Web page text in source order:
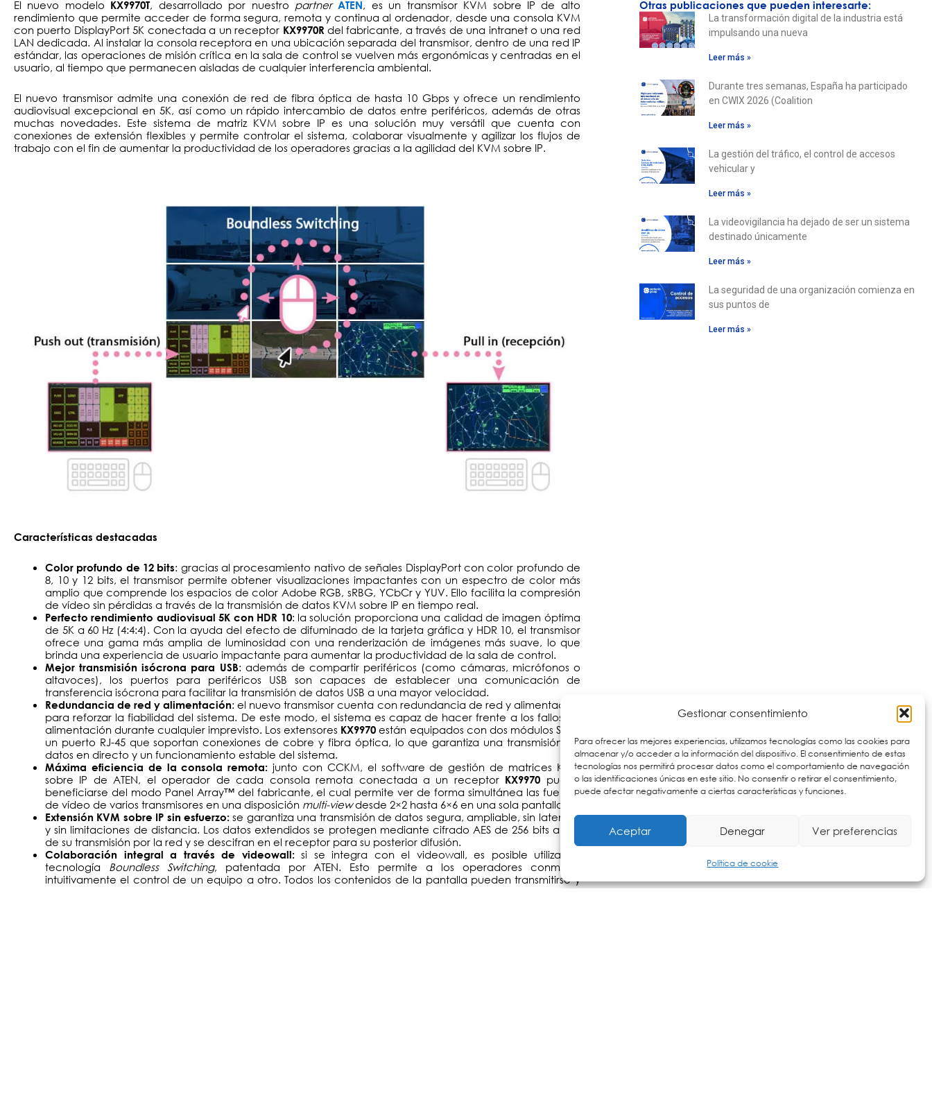
Gestionar consentimiento
Para ofrecer las mejores experiencias, utilizamos tecnologías como las cookies para
almacenar y/o acceder a la información del dispositivo. El consentimiento de estas
tecnologías nos permitirá procesar datos como el comportamiento de navegación
o las identificaciones únicas en este sitio. No consentir o retirar el consentimiento,
puede afectar negativamente a ciertas características y funciones.
Aceptar Denegar Ver preferencias
Política de cookie
El nuevo modelo KX9970T, desarrollado por nuestro partner ATEN, es un transmisor KVM sobre IP de alto
rendimiento que permite acceder de forma segura, remota y continua al ordenador, desde una consola KVM
con puerto DisplayPort 5K conectada a un receptor KX9970R del fabricante, a través de una intranet o una red
LAN dedicada. Al instalar la consola receptora en una ubicación separada del transmisor, dentro de una red IP
estándar, las operaciones de misión crítica en la sala de control se vuelven más ergonómicas y centradas en el
usuario, al tiempo que permanecen aisladas de cualquier interferencia ambiental.
El nuevo transmisor admite una conexión de red de fibra óptica de hasta 10 Gbps y ofrece un rendimiento
audiovisual excepcional en 5K, así como un rápido intercambio de datos entre periféricos, además de otras
muchas novedades. Este sistema de matriz KVM sobre IP es una solución muy versátil que cuenta con
conexiones de extensión flexibles y permite controlar el sistema, colaborar visualmente y agilizar los flujos de
trabajo con el fin de aumentar la productividad de los operadores gracias a la agilidad del KVM sobre IP.
Características destacadas
Color profundo de 12 bits: gracias al procesamiento nativo de señales DisplayPort con color profundo de
8, 10 y 12 bits, el transmisor permite obtener visualizaciones impactantes con un espectro de color más
amplio que comprende los espacios de color Adobe RGB, sRBG, YCbCr y YUV. Ello facilita la compresión
de vídeo sin pérdidas a través de la transmisión de datos KVM sobre IP en tiempo real.
Perfecto rendimiento audiovisual 5K con HDR 10: la solución proporciona una calidad de imagen óptima
de 5K a 60 Hz (4:4:4). Con la ayuda del efecto de difuminado de la tarjeta gráfica y HDR 10, el transmisor
ofrece una gama más amplia de luminosidad con una renderización de imágenes más suave, lo que
brinda una experiencia de usuario impactante para aumentar la productividad de la sala de control.
Mejor transmisión isócrona para USB: además de compartir periféricos (como cámaras, micrófonos o
altavoces), los puertos para periféricos USB son capaces de establecer una comunicación de
transferencia isócrona para facilitar la transmisión de datos USB a una mayor velocidad.
Redundancia de red y alimentación: el nuevo transmisor cuenta con redundancia de red y alimentación
para reforzar la fiabilidad del sistema. De este modo, el sistema es capaz de hacer frente a los fallos de
alimentación durante cualquier imprevisto. Los extensores KX9970están equipados con dos módulos SFP y
un puerto RJ-45 que soportan conexiones de cobre y fibra óptica, lo que garantiza una transmisión de
datos en directo y un funcionamiento estable del sistema.
Máxima eficiencia de la consola remota: junto con CCKM, el software de gestión de matrices KVM
sobre IP de ATEN, el operador de cada consola remota conectada a un receptor KX9970 puede
beneficiarse del modo Panel Array™ del fabricante, el cual permite ver de forma simultánea las fuentes
de vídeo de varios transmisores en una disposición multi-viewdesde 2×2 hasta 6×6 en una sola pantalla.
Extensión KVM sobre IP sin esfuerzo:se garantiza una transmisión de datos segura, ampliable, sin latencia
y sin limitaciones de distancia. Los datos extendidos se protegen mediante cifrado AES de 256 bits antes
de su transmisión por la red y se descifran en el receptor para su posterior difusión.
Colaboración integral a través de videowall:si se integra con el videowall, es posible utilizar la
tecnología Boundless Switching, patentada por ATEN. Esto permite a los operadores conmutar
intuitivamente el control de un equipo a otro. Todos los contenidos de la pantalla pueden transmitirse y
descargarse para colaborar, compartir y solucionar problemas rápidamente entre las estaciones de
Otras publicaciones que pueden interesarte:
La transformación digital de la industria está
impulsando una nueva
Leer más »
Durante tres semanas, España ha participado
en CWIX 2026 (Coalition
Leer más »
La gestión del tráfico, el control de accesos
vehicular y
Leer más »
La videovigilancia ha dejado de ser un sistema
destinado únicamente
Leer más »
La seguridad de una organización comienza en
sus puntos de
Leer más »